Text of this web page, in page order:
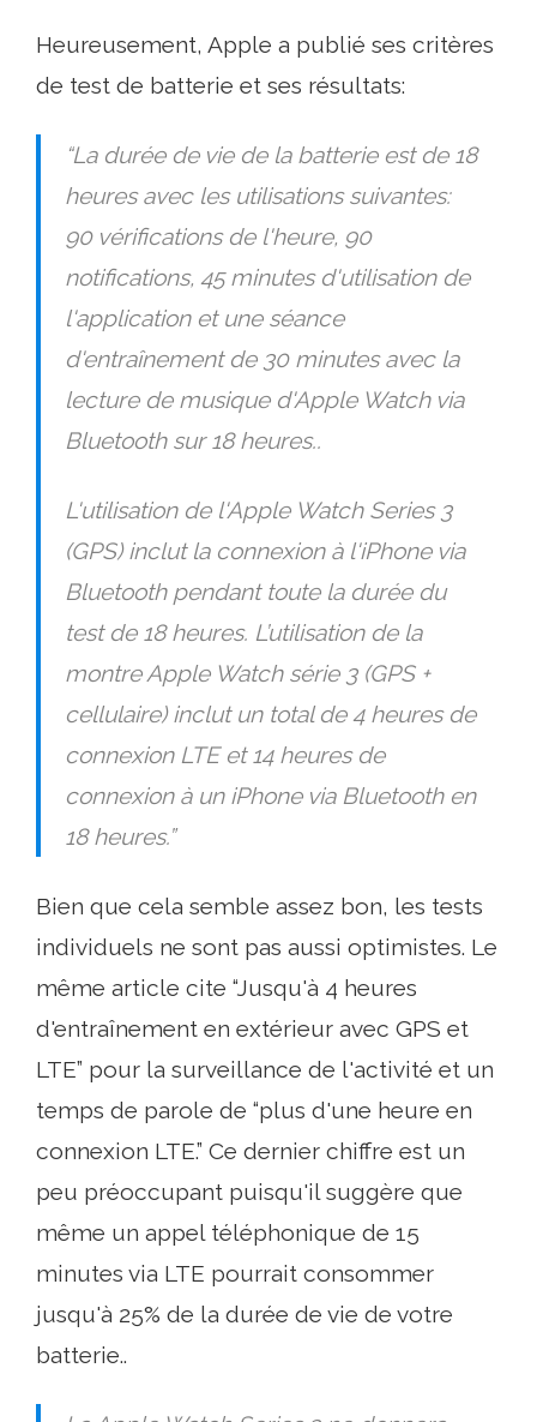
Heureusement, Apple a publié ses critères
de test de batterie et ses résultats:
“La durée de vie de la batterie est de 18
heures avec les utilisations suivantes:
90 vérifications de l'heure, 90
notifications, 45 minutes d'utilisation de
l'application et une séance
d'entraînement de 30 minutes avec la
lecture de musique d'Apple Watch via
Bluetooth sur 18 heures..
L'utilisation de l'Apple Watch Series 3
(GPS) inclut la connexion à l'iPhone via
Bluetooth pendant toute la durée du
test de 18 heures. L’utilisation de la
montre Apple Watch série 3 (GPS +
cellulaire) inclut un total de 4 heures de
connexion LTE et 14 heures de
connexion à un iPhone via Bluetooth en
18 heures.”
Bien que cela semble assez bon, les tests
individuels ne sont pas aussi optimistes. Le
même article cite “Jusqu'à 4 heures
d'entraînement en extérieur avec GPS et
LTE” pour la surveillance de l'activité et un
temps de parole de “plus d'une heure en
connexion LTE.” Ce dernier chiffre est un
peu préoccupant puisqu'il suggère que
même un appel téléphonique de 15
minutes via LTE pourrait consommer
jusqu'à 25% de la durée de vie de votre
batterie..